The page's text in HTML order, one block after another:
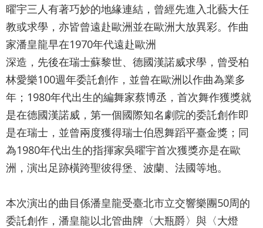
行
政
資
訊
網
站
導
覽
English
陳
情
曜宇三人有著巧妙的地緣連結，曾經先進入北藝大任
教或求學，亦皆曾遠赴歐洲並在歐洲大放異彩。作曲
家潘皇龍早在1970年代遠赴歐洲
深造，先後在瑞士蘇黎世、德國漢諾威求學，曾受柏
林愛樂100週年委託創作，並曾在歐洲以作曲為業多
年；1980年代出生的編舞家蔡博丞，首次舞作獲獎就
是在德國漢諾威，第一個國際知名劇院的委託創作即
是在瑞士，並曾兩度獲得瑞士伯恩舞蹈平臺金獎；同
為1980年代出生的指揮家吳曜宇首次獲獎亦是在歐
洲，演出足跡橫跨聖彼得堡、波蘭、法國等地。
本次演出的曲目係潘皇龍受臺北市立交響樂團50周的
委託創作，潘皇龍以北管曲牌〈大瓶爵〉與〈大燈